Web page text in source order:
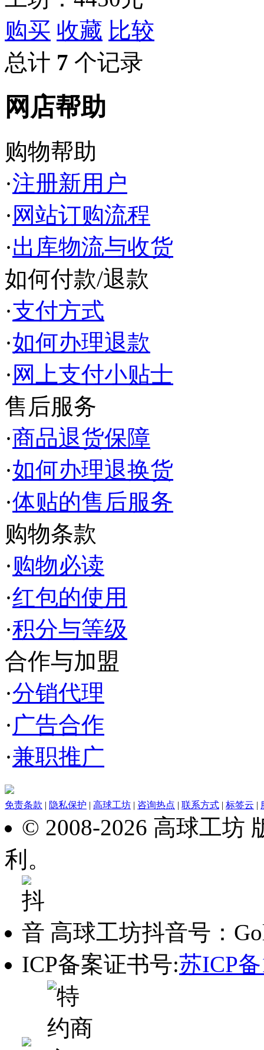
购买 收藏 比较
总计 7 个记录
网店帮助
购物帮助
·注册新用户
· 网站订购流程
·出库物流与收货
如何付款/退款
·支付方式
·如何办理退款
· 网上支付小贴士
售后服务
·商品退货保障
·如何办理退换货
·体贴的售后服务
购物条款
·购物必读
·红包的使用
·积分与等级
合作与加盟
·分销代理
·广告合作
·兼职推广
免责条款 隐私保护 高球工坊 咨询热点 联系方式 标签云
© 2008-2026 高球工坊
利。
高球工坊抖音号：
ICP备案证书号:苏ICP